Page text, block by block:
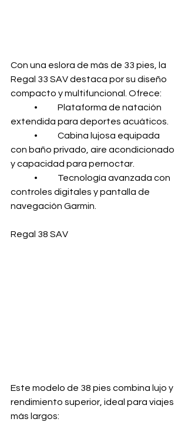
Con una eslora de más de 33 pies, la
Regal 33 SAV destaca por su diseño
compacto y multifuncional. Ofrece:
extendida para deportes acuáticos.
con baño privado, aire acondicionado
y capacidad para pernoctar.
controles digitales y pantalla de
navegación Garmin.
Regal 38 SAV
Este modelo de 38 pies combina lujo y
rendimiento superior, ideal para viajes
más largos: